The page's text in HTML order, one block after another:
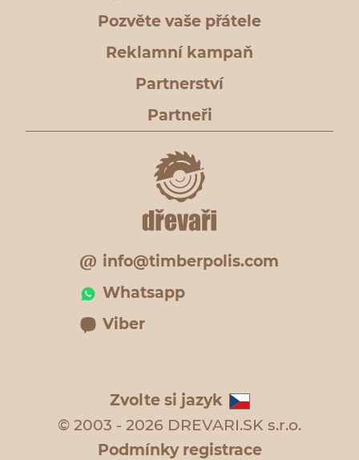
Pozvěte vaše přátele
Reklamní kampaň
Partnerství
Partneři
info@timberpolis.com
Whatsapp
Viber
Zvolte si jazyk
© 2003 - 2026 DREVARI.SK s.r.o.
Podmínky registrace